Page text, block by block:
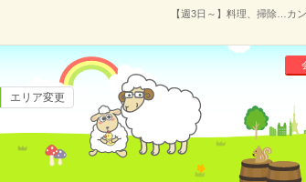
【週3日～】料理、掃除…カ
エリア変更